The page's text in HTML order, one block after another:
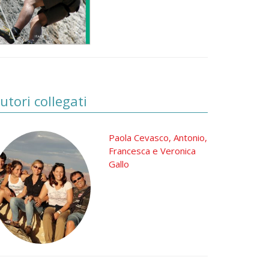
collegati
Paola Cevasco, Antonio,
Francesca e Veronica
Gallo